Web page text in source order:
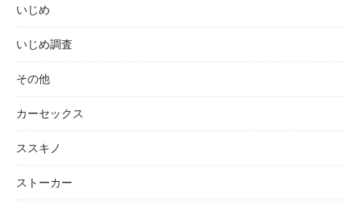
いじめ
いじめ調査
その他
カーセックス
ススキノ
ストーカー